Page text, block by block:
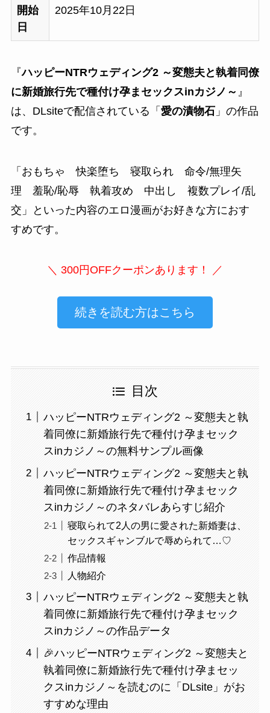
開始
日
2025年10月22日
『ハッピーNTRウェディング2 ～変態夫と執着同僚
に新婚旅行先で種付け孕まセックスinカジノ～ 』
は、DLsiteで配信されている「 愛の漬物石」の作品
です。
「 おもちゃ 快楽堕ち 寝取られ 命令/無理矢
理 羞恥/恥辱 執着攻め 中出し 複数プレイ/乱
交 」といった内容のエロ漫画がお好きな方におす
すめです。
＼ 300円OFFクーポンあります！ ／
続きを読む方はこちら
目次
ハッピーNTRウェディング2 ～変態夫と執
着同僚に新婚旅行先で種付け孕まセック
スinカジノ～の無料サンプル画像
ハッピーNTRウェディング2 ～変態夫と執
着同僚に新婚旅行先で種付け孕まセック
スinカジノ～のネタバレあらすじ紹介
寝取られて2人の男に愛された新婚妻は、
セックスギャンブルで辱められて…♡
作品情報
人物紹介
ハッピーNTRウェディング2 ～変態夫と執
着同僚に新婚旅行先で種付け孕まセック
スinカジノ～の作品データ
🎉ハッピーNTRウェディング2 ～変態夫と
執着同僚に新婚旅行先で種付け孕まセッ
クスinカジノ～を読むのに「DLsite」がお
すすめな理由